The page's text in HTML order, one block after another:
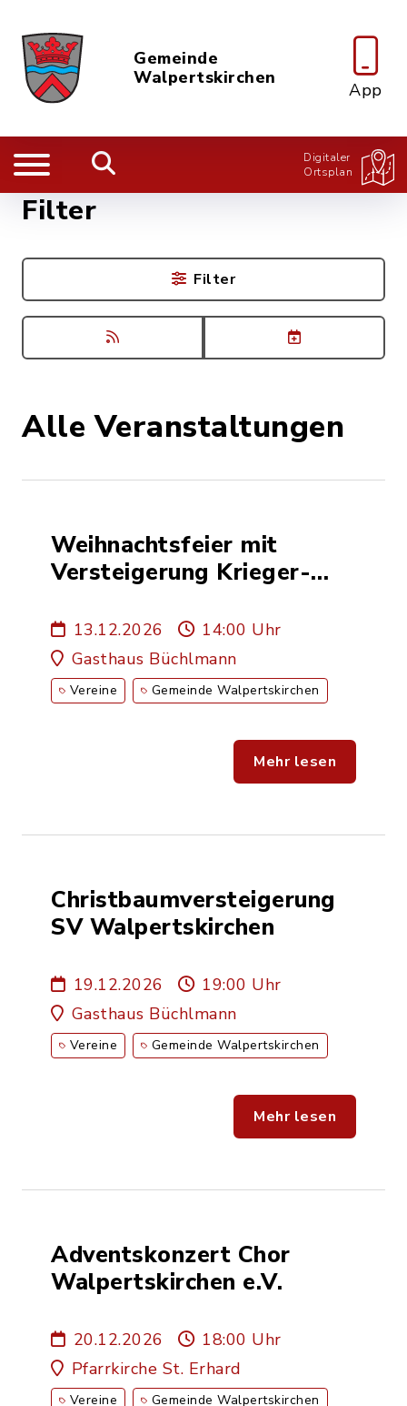
Gemeinde
Walpertskirchen
App
Digitaler
Ortsplan
Alle Veranstaltungen
Weihnachtsfeier mit
Versteigerung Krieger-
13.12.2026
14:00 Uhr
Gasthaus Büchlmann
Vereine Gemeinde Walpertskirchen
Mehr lesen
Christbaumversteigerung
SV Walpertskirchen
19.12.2026
19:00 Uhr
Gasthaus Büchlmann
Vereine Gemeinde Walpertskirchen
Mehr lesen
Adventskonzert Chor
Walpertskirchen e.V.
20.12.2026
18:00 Uhr
Pfarrkirche St. Erhard
Vereine Gemeinde Walpertskirchen
Filter
Filter